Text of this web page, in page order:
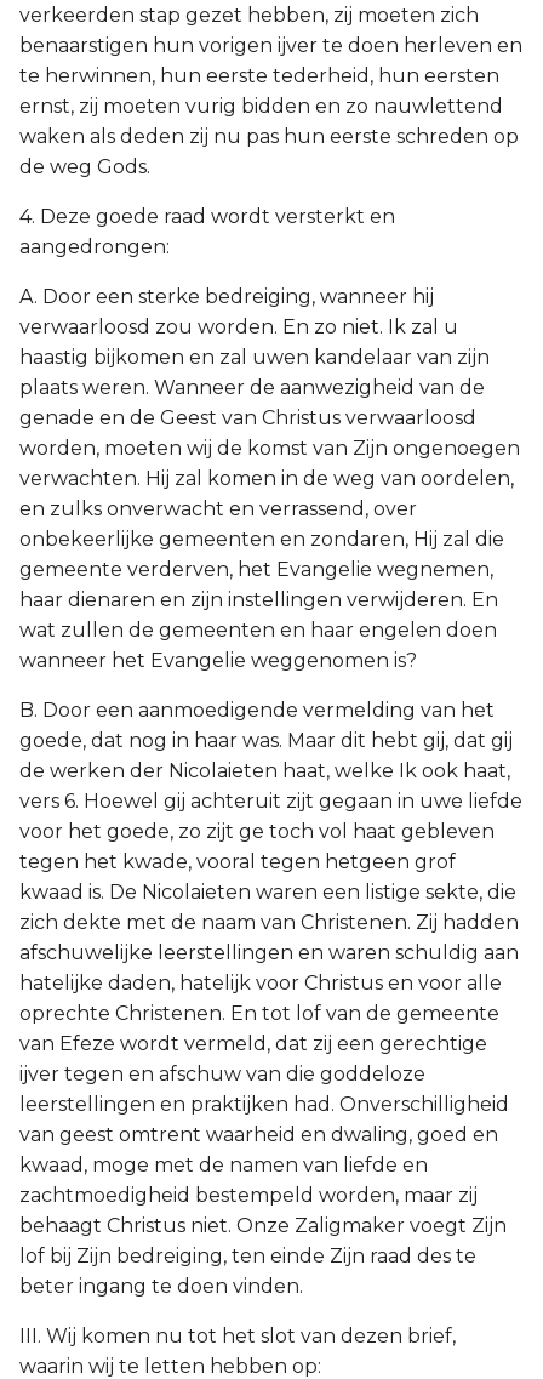
verkeerden stap gezet hebben, zij moeten zich
benaarstigen hun vorigen ijver te doen herleven en
te herwinnen, hun eerste tederheid, hun eersten
ernst, zij moeten vurig bidden en zo nauwlettend
waken als deden zij nu pas hun eerste schreden op
de weg Gods.
4. Deze goede raad wordt versterkt en
aangedrongen:
A. Door een sterke bedreiging, wanneer hij
verwaarloosd zou worden. En zo niet. Ik zal u
haastig bijkomen en zal uwen kandelaar van zijn
plaats weren. Wanneer de aanwezigheid van de
genade en de Geest van Christus verwaarloosd
worden, moeten wij de komst van Zijn ongenoegen
verwachten. Hij zal komen in de weg van oordelen,
en zulks onverwacht en verrassend, over
onbekeerlijke gemeenten en zondaren, Hij zal die
gemeente verderven, het Evangelie wegnemen,
haar dienaren en zijn instellingen verwijderen. En
wat zullen de gemeenten en haar engelen doen
wanneer het Evangelie weggenomen is?
B. Door een aanmoedigende vermelding van het
goede, dat nog in haar was. Maar dit hebt gij, dat gij
de werken der Nicolaieten haat, welke Ik ook haat,
vers 6. Hoewel gij achteruit zijt gegaan in uwe liefde
voor het goede, zo zijt ge toch vol haat gebleven
tegen het kwade, vooral tegen hetgeen grof
kwaad is. De Nicolaieten waren een listige sekte, die
zich dekte met de naam van Christenen. Zij hadden
afschuwelijke leerstellingen en waren schuldig aan
hatelijke daden, hatelijk voor Christus en voor alle
oprechte Christenen. En tot lof van de gemeente
van Efeze wordt vermeld, dat zij een gerechtige
ijver tegen en afschuw van die goddeloze
leerstellingen en praktijken had. Onverschilligheid
van geest omtrent waarheid en dwaling, goed en
kwaad, moge met de namen van liefde en
zachtmoedigheid bestempeld worden, maar zij
behaagt Christus niet. Onze Zaligmaker voegt Zijn
lof bij Zijn bedreiging, ten einde Zijn raad des te
beter ingang te doen vinden.
III. Wij komen nu tot het slot van dezen brief,
waarin wij te letten hebben op: